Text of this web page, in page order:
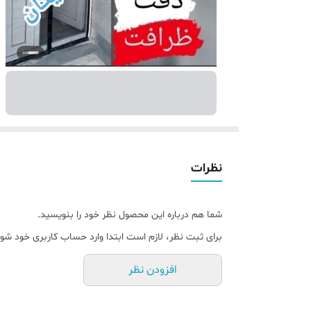
نظرات
شما هم درباره این محصول نظر خود را بنویسید.
برای ثبت نظر، لازم است ابتدا وارد حساب کاربری خود
افزودن نظر